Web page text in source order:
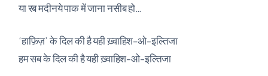
या रब मदीनये पाक में जाना नसीब हो…
‘हाफ़िज़’ के दिल की है यही ख़्वाहिश-ओ-इल्तिजा
हम सब के दिल की है यही ख़्वाहिश-ओ-इल्तिजा